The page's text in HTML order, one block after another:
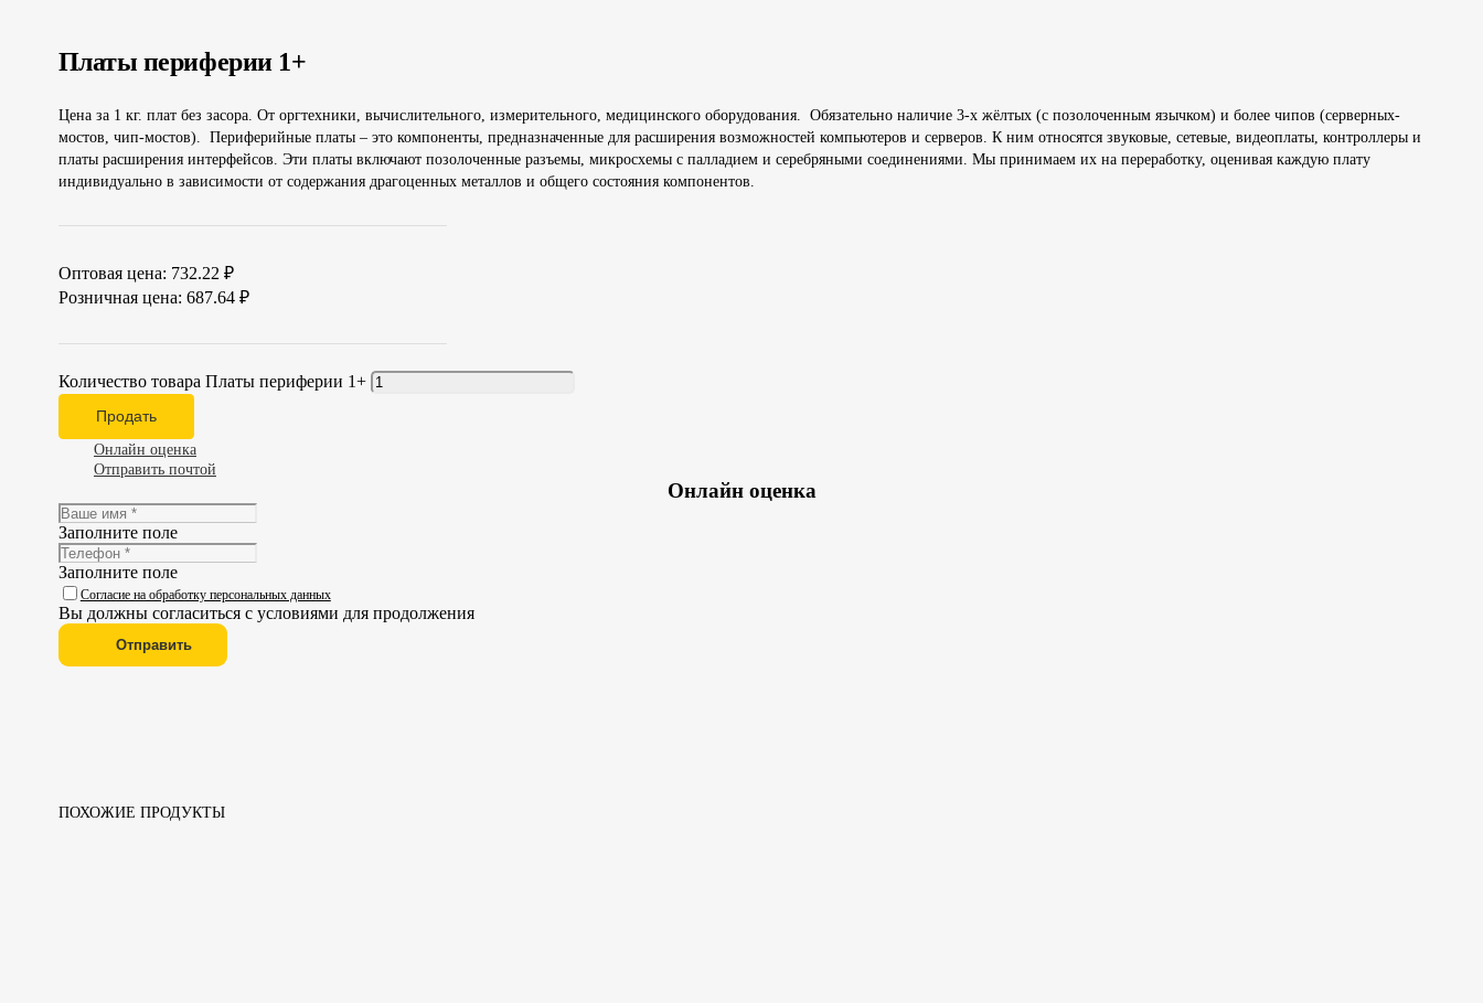
Платы периферии 1+
Цена за 1 кг. плат без засора. От оргтехники, вычислительного, измерительного, медицинского оборудования. Обязательно наличие 3-х жёлтых (с позолоченным язычком) и более чипов (серверных-
мостов, чип-мостов). Периферийные платы – это компоненты, предназначенные для расширения возможностей компьютеров и серверов. К ним относятся звуковые, сетевые, видеоплаты, контроллеры и
платы расширения интерфейсов. Эти платы включают позолоченные разъемы, микросхемы с палладием и серебряными соединениями. Мы принимаем их на переработку, оценивая каждую плату
индивидуально в зависимости от содержания драгоценных металлов и общего состояния компонентов.
Оптовая цена: 732.22 ₽
Розничная цена: 687.64 ₽
Количество товара Платы периферии 1+
Продать
Онлайн оценка
Отправить почтой
Онлайн оценка
Заполните поле
Заполните поле
Согласие на обработку персональных данных
Вы должны согласиться с условиями для продолжения
Отправить
ПОХОЖИЕ ПРОДУКТЫ